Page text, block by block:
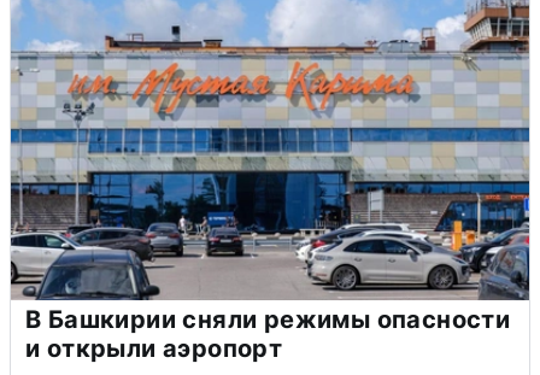
В Башкирии сняли режимы опасности
и открыли аэропорт